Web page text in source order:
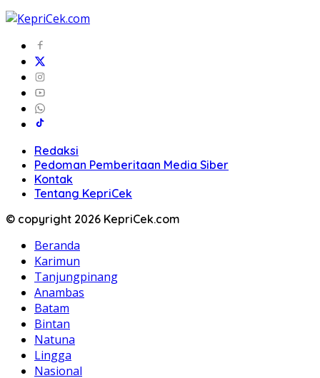
Redaksi
Pedoman Pemberitaan Media Siber
Kontak
Tentang KepriCek
© copyright 2026 KepriCek.com
Beranda
Karimun
Tanjungpinang
Anambas
Batam
Bintan
Natuna
Lingga
Nasional